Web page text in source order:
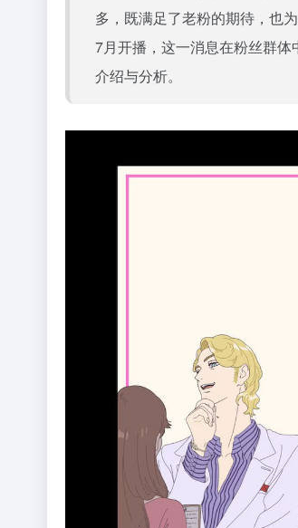
多，既满足了老粉的期待，也
7月开播，这一消息在粉丝群
介绍与分析。